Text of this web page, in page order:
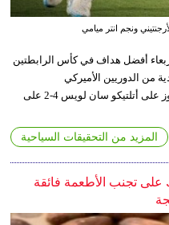
ونجم انتر ميامي
أفضل هداف في كأس الرابطتين
من الدوريين الأميركي
والمكسيكي، بعدما قاد إنتر ميامي إلى الفوز على أتلتيكو سان لويس 4-2 على
المزيد من التحقيقات السياحية
على تجنب الأطعمة فائقة